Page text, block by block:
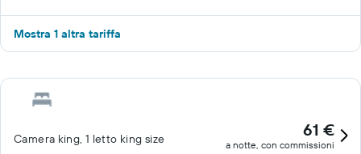
Mostra 1 altra tariffa
Camera king, 1 letto king size 61 €
a notte, con commissioni